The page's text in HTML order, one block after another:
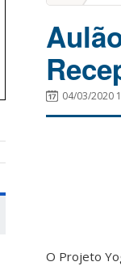
04/03/2020
O Projeto